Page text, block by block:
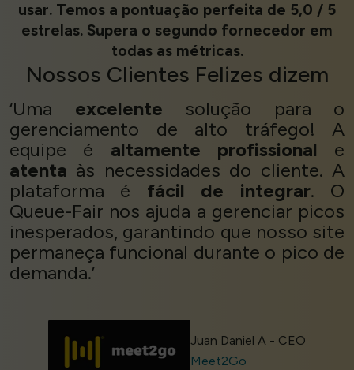
usar. Temos a pontuação perfeita de 5,0 / 5
estrelas. Supera o segundo fornecedor em
todas as métricas.
Nossos Clientes Felizes dizem
‘Uma excelente solução para o
gerenciamento de alto tráfego! A
equipe é altamente profissional e
atenta às necessidades do cliente. A
plataforma é fácil de integrar. O
Queue-Fair nos ajuda a gerenciar picos
inesperados, garantindo que nosso site
permaneça funcional durante o pico de
demanda.’
Juan Daniel A - CEO
Meet2Go